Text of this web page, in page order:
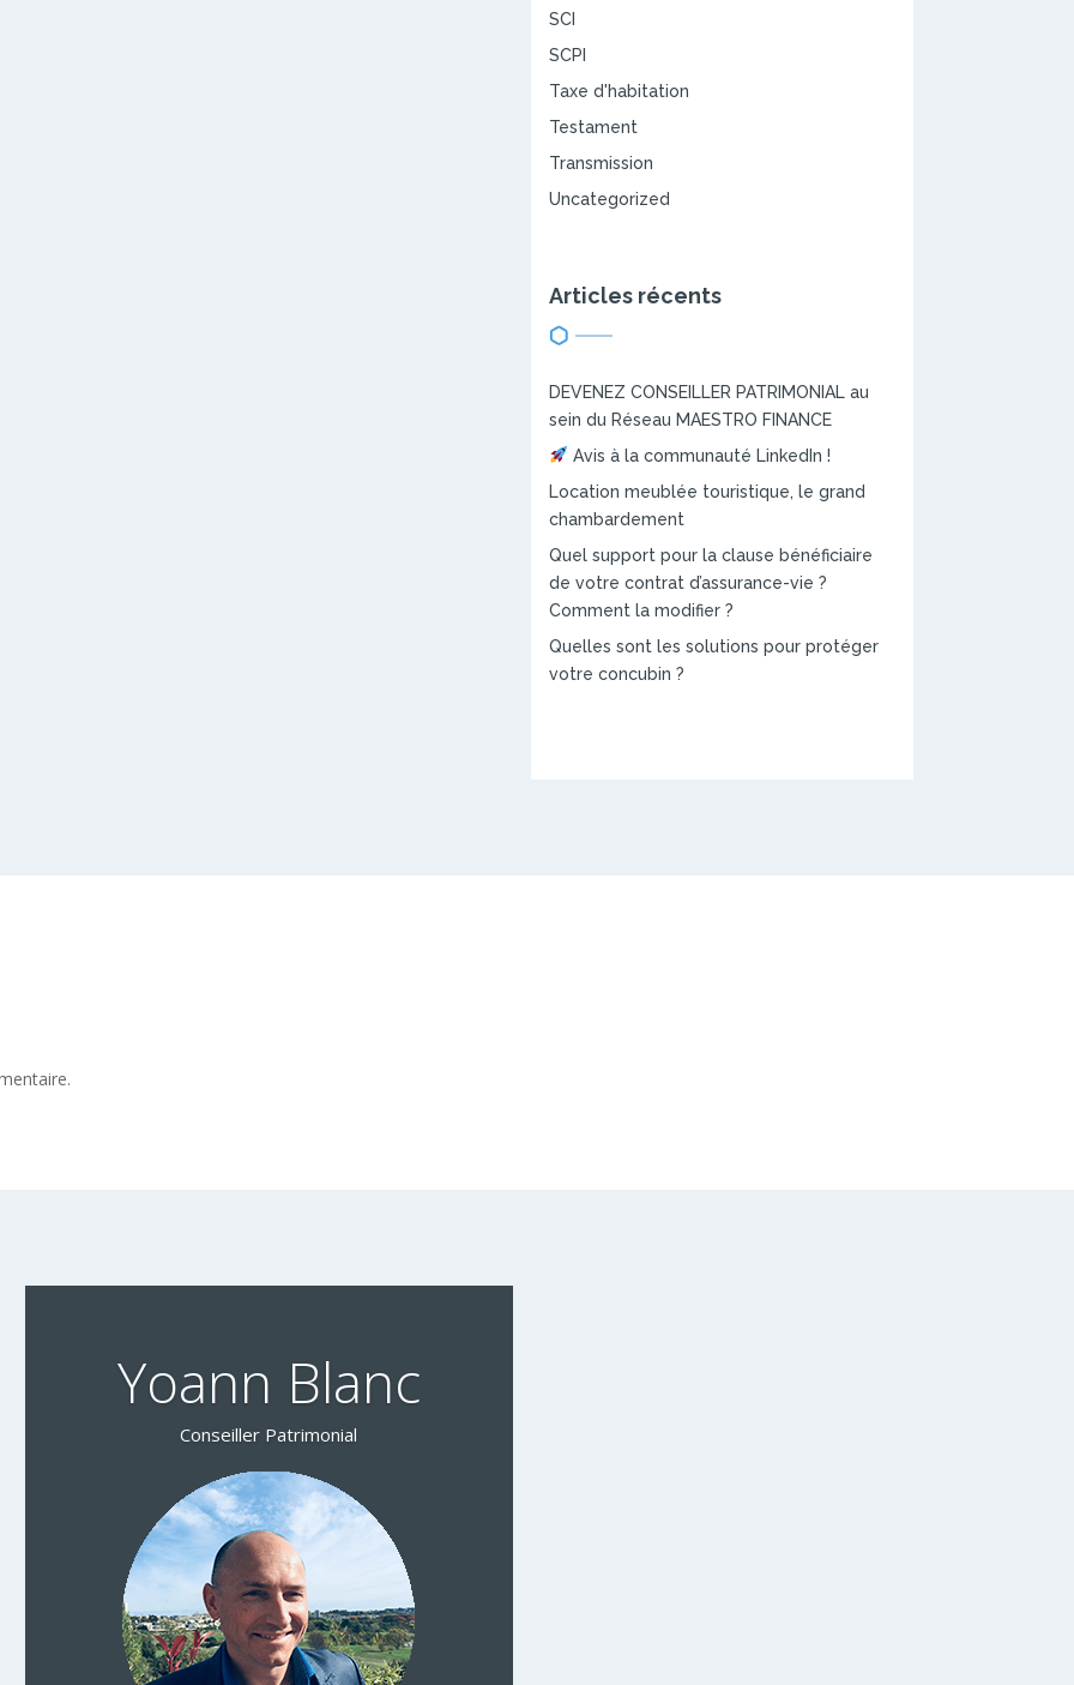
SCI
SCPI
Taxe d'habitation
Testament
Transmission
Uncategorized
Articles récents
DEVENEZ CONSEILLER PATRIMONIAL au
sein du Réseau MAESTRO FINANCE
Avis à la communauté LinkedIn !
Location meublée touristique, le grand
chambardement
Quel support pour la clause bénéficiaire
de votre contrat d’assurance-vie ?
Comment la modifier ?
Quelles sont les solutions pour protéger
votre concubin ?
Yoann Blanc
Conseiller Patrimonial